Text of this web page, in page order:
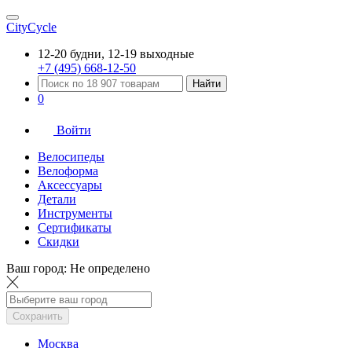
CityCycle
12-20 будни, 12-19 выходные
+7 (495) 668-12-50
Найти
0
Войти
Велосипеды
Велоформа
Аксессуары
Детали
Инструменты
Сертификаты
Скидки
Ваш город: Не определено
Сохранить
Москва